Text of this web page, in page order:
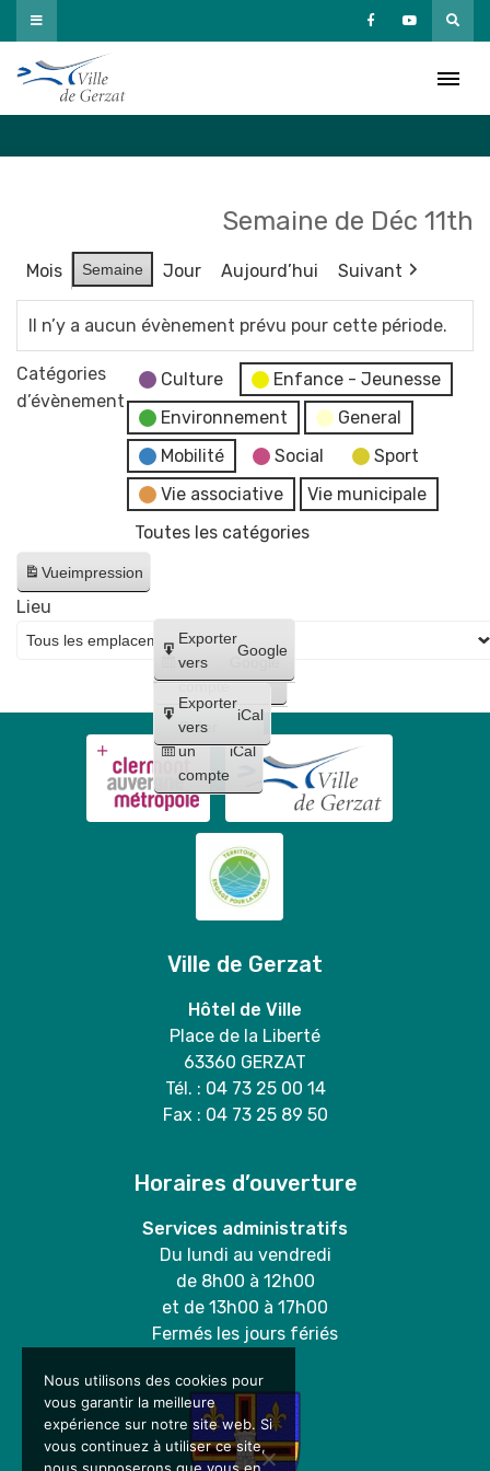
Passer
au
contenu
Semaine de Déc 11th
Mois Semaine Jour Aujourd’hui Suivant
Il n’y a aucun évènement prévu pour cette période.
Catégories
d’évènement
Culture
Enfance - Jeunesse
Environnement
General
Mobilité
Social
Sport
Vie associative
Vie municipale
Toutes les catégories
Vueimpression
Créer
un
compte
Google
Créer
un
compte
iCal
Exporter
vers
Google
Exporter
vers
iCal
Lieu
Ville de Gerzat
Hôtel de Ville
Place de la Liberté
63360 GERZAT
Tél. : 04 73 25 00 14
Fax : 04 73 25 89 50
Horaires d’ouverture
Services administratifs
Du lundi au vendredi
de 8h00 à 12h00
et de 13h00 à 17h00
Fermés les jours fériés
Nous utilisons des cookies pour
vous garantir la meilleure
expérience sur notre site web. Si
vous continuez à utiliser ce site,